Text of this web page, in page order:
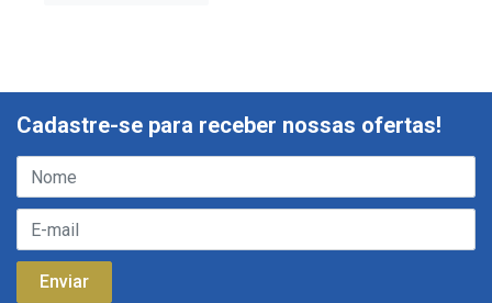
Cadastre-se para receber nossas ofertas!